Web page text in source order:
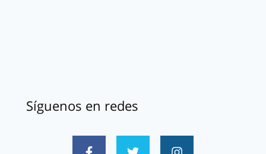
Síguenos en redes